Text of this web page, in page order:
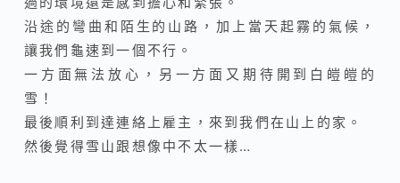
沿途的彎曲和陌生的山路，加上當天起霧的氣候，
讓我們龜速到一個不行 。
一方面無法放心，另一方面又期待開到白皚皚的
雪！
最後順利到達連絡上雇主，來到我們在山上的家 。
然後覺得雪山跟想像中不太一樣…